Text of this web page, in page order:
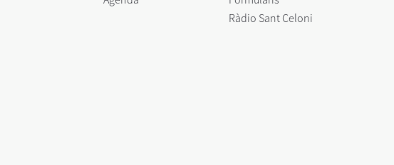
Ràdio Sant Celoni